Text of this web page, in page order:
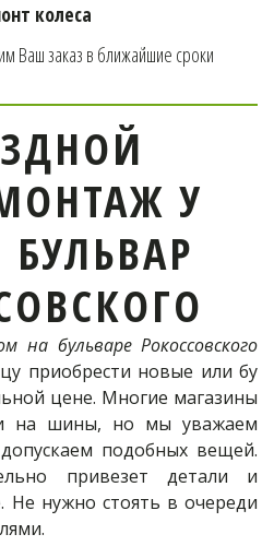
колеса
Ваш заказ в ближайшие сроки
У
бульваре Рокоссовского
приобрести новые или бу
цене. Многие магазины
на шины, но мы уважаем
подобных вещей.
привезет детали и
Не нужно стоять в очереди